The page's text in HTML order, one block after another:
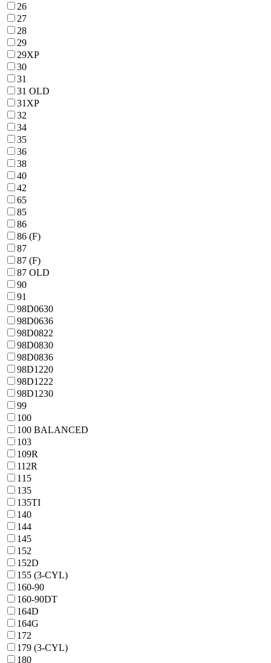
26
27
28
29
29XP
30
31
31 OLD
31XP
32
34
35
36
38
40
42
65
85
86
86 (F)
87
87 (F)
87 OLD
90
91
98D0630
98D0636
98D0822
98D0830
98D0836
98D1220
98D1222
98D1230
99
100
100 BALANCED
103
109R
112R
115
135
135TI
140
144
145
152
152D
155 (3-CYL)
160-90
160-90DT
164D
164G
172
179 (3-CYL)
180